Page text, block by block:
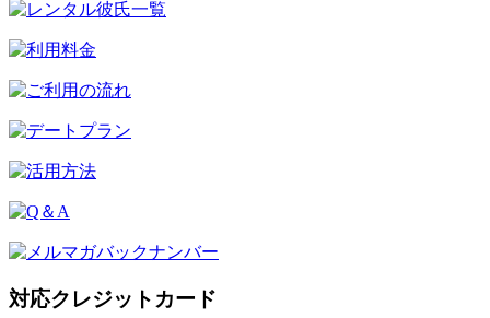
対応クレジットカード